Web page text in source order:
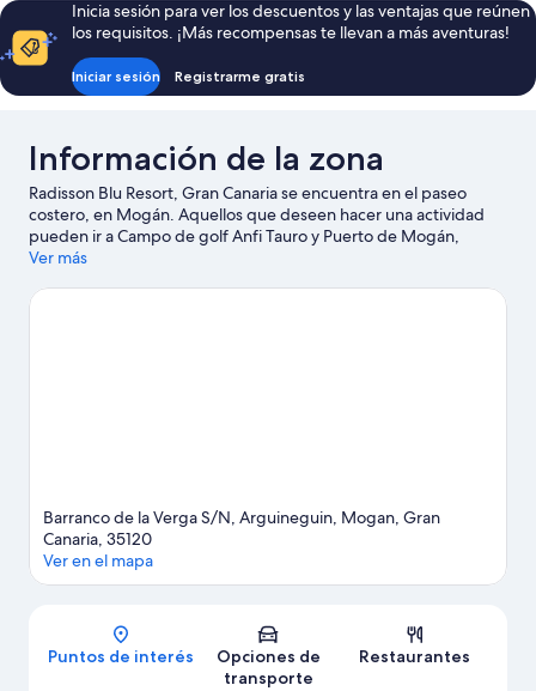
Connected
Rooms)
Inicia sesión para ver los descuentos y las ventajas que reúnen
los requisitos. ¡Más recompensas te llevan a más aventuras!
Iniciar sesión Registrarme gratis
Información de la zona
Radisson Blu Resort, Gran Canaria se encuentra en el paseo
costero, en Mogán. Aquellos que deseen hacer una actividad
pueden ir a Campo de golf Anfi Tauro y Puerto de Mogán,
mientras que quienes quieran apreciar la belleza natural del área
niños? No te pierdas Parque acuático Lago Taurito y Parque
Ver más
Barranco de la Verga S/N, Arguineguin, Mogan, Gran
Canaria, 35120
Ver en el mapa
Puntos de interés
Opciones de
transporte
Restaurantes